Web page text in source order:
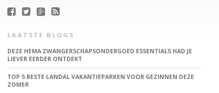
LAATSTE BLOGS
DEZE HEMA ZWANGERSCHAPSONDERGOED ESSENTIALS HAD JE
LIEVER EERDER ONTDEKT
TOP 5 BESTE LANDAL VAKANTIEPARKEN VOOR GEZINNEN DEZE
ZOMER